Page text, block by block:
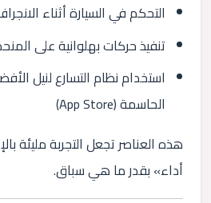
التحكم في السيارة أثناء
تنفيذ حركات بهلوانية على
استخدام نظام التسارع لنيل
الحاسمة (App Store
)
هذه العناصر تجعل التجربة مليئة
أداء» بقدر ما هي سباق.